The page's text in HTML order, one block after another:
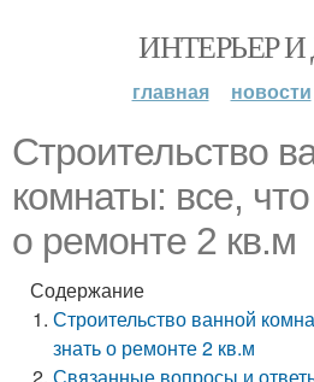
ИНТЕРЬЕР И
главная новости
Строительство
комнаты: все,
о ремонте 2 кв.м
Содержание
Строительство ванной
знать о ремонте 2 кв.м